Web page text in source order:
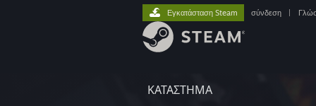
ΚΑΤΑΣΤΗΜΑ
Εγκατάσταση Steam σύνδεση